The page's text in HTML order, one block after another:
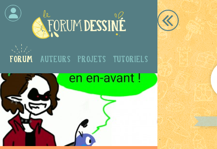
Forum Auteurs Projets Tutoriels